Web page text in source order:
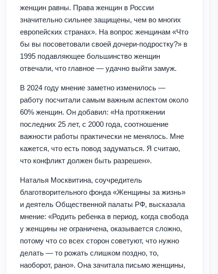
женщин равны. Права женщин в России
значительно сильнее защищены, чем во многих
европейских странах». На вопрос женщинам «Что
бы вы посоветовали своей дочери-подростку?» в
1995 подавляющее большинство женщин
отвечали, что главное — удачно выйти замуж.
В 2024 году мнение заметно изменилось —
работу посчитали самым важным аспектом около
60% женщин. Он добавил: «На протяжении
последних 25 лет, с 2000 года, соотношение
важности работы практически не менялось. Мне
кажется, что есть повод задуматься. Я считаю,
что конфликт должен быть разрешен».
Наталья Москвитина, соучредитель
благотворительного фонда «Женщины за жизнь»
и деятель Общественной палаты РФ, высказала
мнение: «Родить ребенка в период, когда свобода
у женщины не ограничена, оказывается сложно,
потому что со всех сторон советуют, что нужно
делать — то рожать слишком поздно, то,
наоборот, рано». Она зачитала письмо женщины,